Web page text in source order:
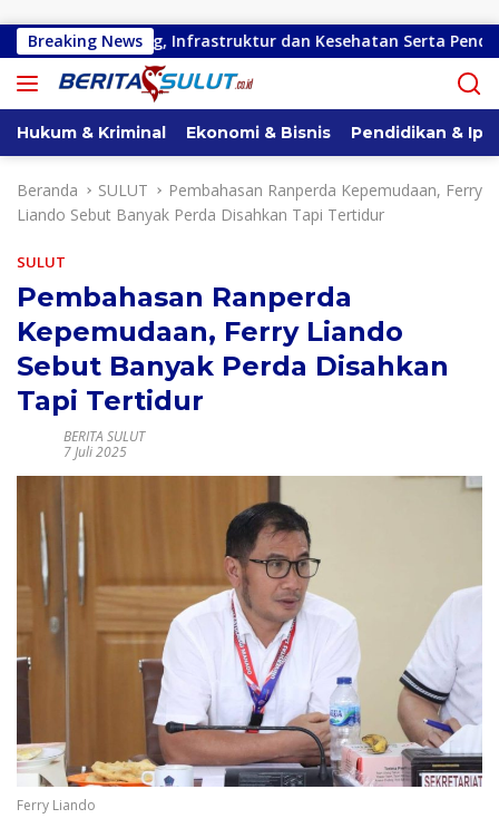
Breaking News
Bitung, Infrastruktur dan Kesehatan Serta Pendidikan
Hukum & Kriminal Ekonomi & Bisnis Pendidikan &
Beranda SULUT
Pembahasan Ranperda Kepemudaan, Ferry
Liando Sebut Banyak Perda Disahkan Tapi Tertidur
SULUT
Pembahasan Ranperda
Kepemudaan, Ferry Liando
Sebut Banyak Perda Disahkan
Tapi Tertidur
BERITA SULUT
7 Juli 2025
Ferry Liando